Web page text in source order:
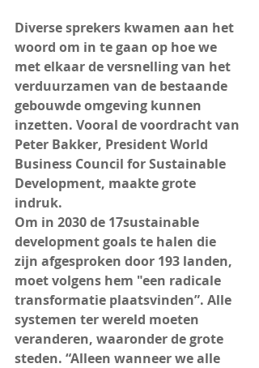
Diverse sprekers kwamen aan het
woord om in te gaan op hoe we
met elkaar de versnelling van het
verduurzamen van de bestaande
gebouwde omgeving kunnen
inzetten. Vooral de voordracht van
Peter Bakker, President World
Business Council for Sustainable
Development, maakte grote
indruk.
Om in 2030 de 17sustainable
development goals te halen die
zijn afgesproken door 193 landen,
moet volgens hem "een radicale
transformatie plaatsvinden”. Alle
systemen ter wereld moeten
veranderen, waaronder de grote
steden. “Alleen wanneer we alle